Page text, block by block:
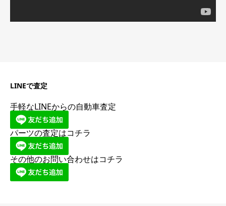
LINEで査定
手軽なLINEからの自動車査定
パーツの査定はコチラ
その他のお問い合わせはコチラ